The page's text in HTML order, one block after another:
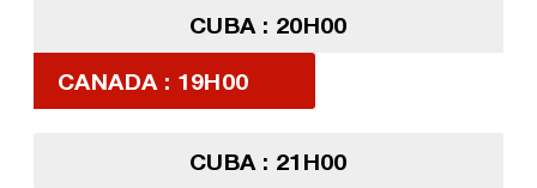
CUBA : 20H00
CANADA : 19H00
CUBA : 21H00